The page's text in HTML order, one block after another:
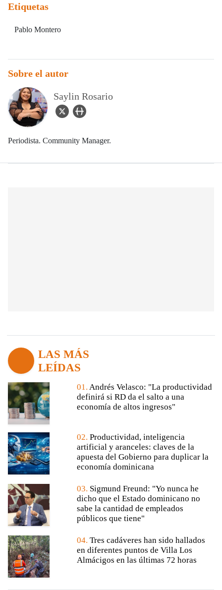
Etiquetas
Pablo Montero
Sobre el autor
Saylin Rosario
twitter Iconuser_url Icon
Periodista. Community Manager.
LAS MÁS
LEÍDAS
01. Andrés Velasco: "La productividad
definirá si RD da el salto a una
economía de altos ingresos"
02. Productividad, inteligencia
artificial y aranceles: claves de la
apuesta del Gobierno para duplicar la
economía dominicana
03. Sigmund Freund: "Yo nunca he
dicho que el Estado dominicano no
sabe la cantidad de empleados
públicos que tiene"
04. Tres cadáveres han sido hallados
en diferentes puntos de Villa Los
Almácigos en las últimas 72 horas